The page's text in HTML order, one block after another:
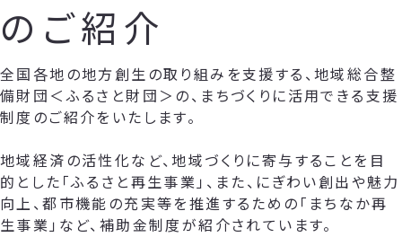
のご紹介
全国各地の地方創生の取り組みを支援する、地域総合整
備財団＜ふるさと財団＞の、まちづくりに活用できる支援
制度のご紹介をいたします。
地域経済の活性化など、地域づくりに寄与することを目
的とした「ふるさと再生事業」、また、にぎわい創出や魅力
向上、都市機能の充実等を推進するための「まちなか再
生事業」など、補助金制度が紹介されています。